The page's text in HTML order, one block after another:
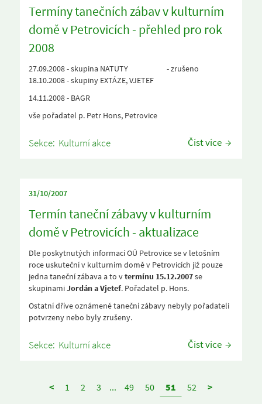
Termíny tanečních zábav v kulturním
domě v Petrovicích - přehled pro rok
2008
27.09.2008 - skupina NATUTY - zrušeno
18.10.2008 - skupiny EXTÁZE, VJETEF
14.11.2008 - BAGR
vše pořadatel p. Petr Hons, Petrovice
Sekce: Kulturní akce Číst více
31/10/2007
Termín taneční zábavy v kulturním
domě v Petrovicích - aktualizace
Dle poskytnutých informací OÚ Petrovice se v letošním
roce uskuteční v kulturním domě v Petrovicích již pouze
jedna taneční zábava a to vtermínu 15.12.2007se
skupinamiJordán a Vjetef. Pořadatel p. Hons.
Ostatní dříve oznámené taneční zábavy nebyly pořadateli
potvrzeny nebo byly zrušeny.
Sekce: Kulturní akce Číst více
< 1 2 3 ... 49 50 51 52 >